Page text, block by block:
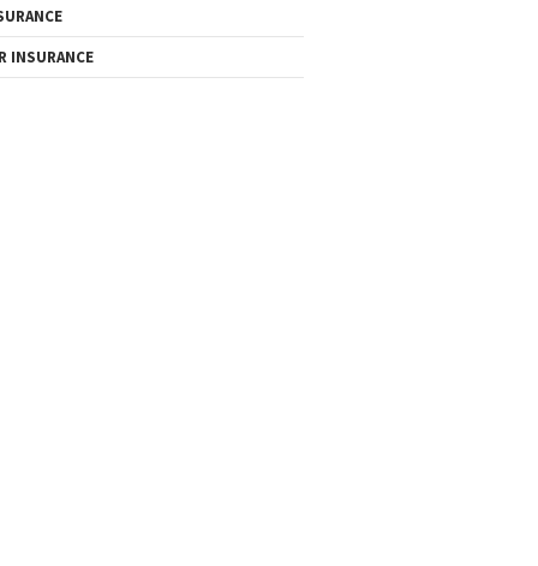
INSURANCE